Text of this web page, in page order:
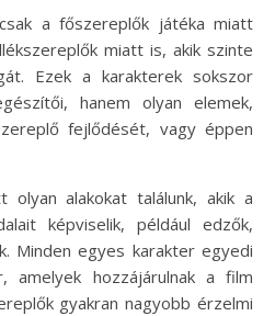
a főszereplők játéka miatt
miatt is, akik szinte
Ezek a karakterek sokszor
hanem olyan elemek,
fejlődését, vagy éppen
olyan alakokat találunk, akik a
képviselik, például edzők,
Minden egyes karakter egyedi
amelyek hozzájárulnak a film
gyakran nagyobb érzelmi